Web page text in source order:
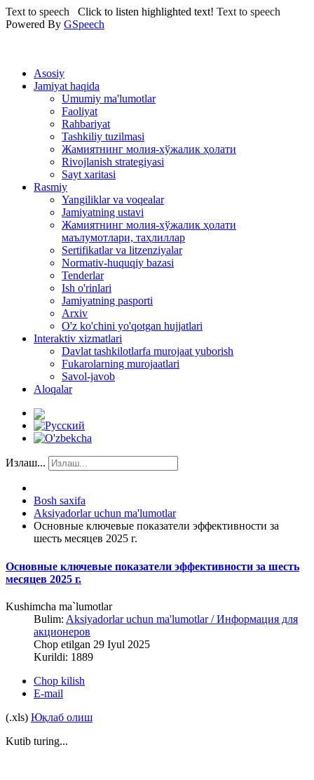
Text to speech Click to listen highlighted text! Text to speech
Powered By GSpeech
Asosiy
Jamiyat haqida
Umumiy ma'lumotlar
Faoliyat
Rahbariyat
Tashkiliy tuzilmasi
Жамиятнинг молия-хўжалик ҳолати
Rivojlanish strategiyasi
Sayt xaritasi
Rasmiy
Yangiliklar va voqealar
Jamiyatning ustavi
Жамиятнинг молия-хўжалик ҳолати
маълумотлари, таҳлиллар
Sertifikatlar va litzenziyalar
Normativ-huquqiy bazasi
Tenderlar
Ish o'rinlari
Jamiyatning pasporti
Arxiv
O'z ko'chini yo'qotgan hujjatlari
Interaktiv xizmatlari
Davlat tashkilotlarfa murojaat yuborish
Fukarolarning murojaatlari
Savol-javob
Aloqalar
Излаш...
Bosh saxifa
Aksiyadorlar uchun ma'lumotlar
Основные ключевые показатели эффективности за
шесть месяцев 2025 г.
Основные ключевые показатели эффективности за шесть
месяцев 2025 г.
Kushimcha ma`lumotlar
Bulim: Aksiyadorlar uchun ma'lumotlar / Информация для
акционеров
Chop etilgan 29 Iyul 2025
Kurildi: 1889
Chop kilish
E-mail
(.xls) Юқлаб олиш
Kutib turing...